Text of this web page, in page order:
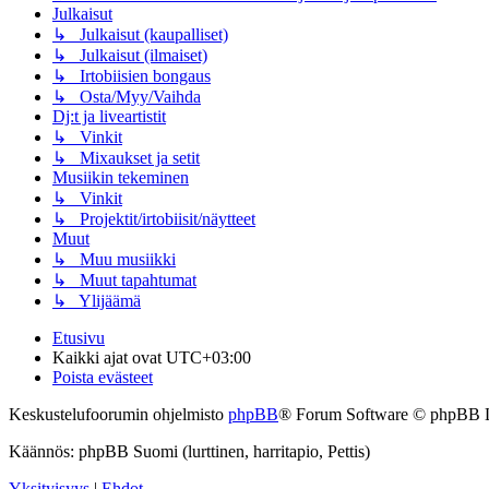
Julkaisut
↳ Julkaisut (kaupalliset)
↳ Julkaisut (ilmaiset)
↳ Irtobiisien bongaus
↳ Osta/Myy/Vaihda
Dj:t ja liveartistit
↳ Vinkit
↳ Mixaukset ja setit
Musiikin tekeminen
↳ Vinkit
↳ Projektit/irtobiisit/näytteet
Muut
↳ Muu musiikki
↳ Muut tapahtumat
↳ Ylijäämä
Etusivu
Kaikki ajat ovat UTC+03:00
Poista evästeet
Keskustelufoorumin ohjelmisto phpBB® Forum Software © phpBB
Käännös: phpBB Suomi (lurttinen, harritapio, Pettis)